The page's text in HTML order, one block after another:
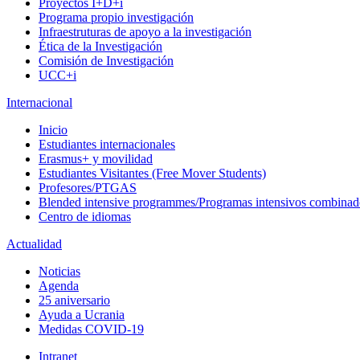
Proyectos I+D+i
Programa propio investigación
Infraestruturas de apoyo a la investigación
Ética de la Investigación
Comisión de Investigación
UCC+i
Internacional
Inicio
Estudiantes internacionales
Erasmus+ y movilidad
Estudiantes Visitantes (Free Mover Students)
Profesores/PTGAS
Blended intensive programmes/Programas intensivos
Centro de idiomas
Actualidad
Noticias
Agenda
25 aniversario
Ayuda a Ucrania
Medidas COVID-19
Intranet